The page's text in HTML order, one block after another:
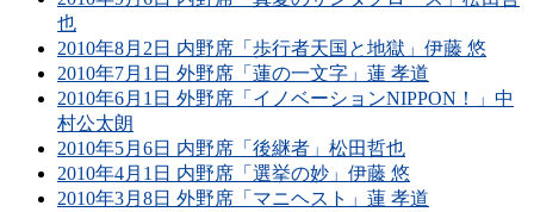
也
2010年8月2日 内野席「歩行者天国と地獄」伊藤 悠
2010年7月1日 外野席「蓮の一文字」蓮 孝道
2010年6月1日 外野席「イノベーションNIPPON！」中
村公太朗
2010年5月6日 内野席「後継者」松田哲也
2010年4月1日 内野席「選挙の妙」伊藤 悠
2010年3月8日 外野席「マニヘスト」蓮 孝道